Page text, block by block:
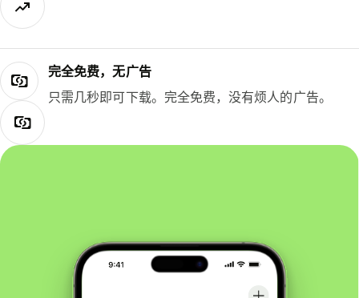
完全免费，无广告
只需几秒即可下载。完全免费，没有烦人的广告。